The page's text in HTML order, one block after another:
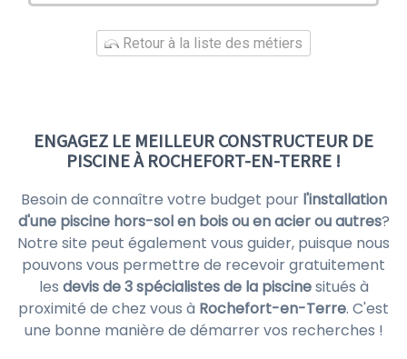
Retour à la liste des métiers
ENGAGEZ LE MEILLEUR CONSTRUCTEUR DE
PISCINE À ROCHEFORT-EN-TERRE !
Besoin de connaître votre budget pour l'installation
d'une piscine hors-sol en bois ou en acier ou autres?
Notre site peut également vous guider, puisque nous
pouvons vous permettre de recevoir gratuitement
les devis de 3 spécialistes de la piscinesitués à
proximité de chez vous à Rochefort-en-Terre. C'est
une bonne manière de démarrer vos recherches !